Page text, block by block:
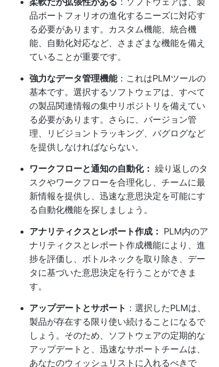
品ポートフォリオの進化するニーズに対応す
る必要があります。カスタム機能、統合機
能、自動化対応など、さまざまな機能を備え
ていることが重要です。
強力なデータ管理機能：これはPLMツールの
基本です。選択するソフトウェアは、すべて
の製品関連情報の集中リポジトリを備えてい
る必要があります。さらに、バージョン管
理、リビジョントラッキング、バグログなど
を提供しなければならない。
ワークフローと通知の自動化： 繰り返しのタ
スクやワークフローを合理化し、チームに最
新情報を提供し、迅速な意思決定を可能にす
る自動化機能を探しましょう。
アナリティクスとレポート作成：
PLM内のア
ナリティクスとレポート作成機能により、進
捗を評価し、ボトルネックを取り除き、デー
タに基づいた意思決定を行うことができま
す。
アップデートとサポート ：選択したPLMは、
製品が存在する限り使い続けることになるで
しょう。そのため、ソフトウェアの定期的な
アップデートと、迅速なサポートチームは、
あなたのウィッシュリストに入れるべきで